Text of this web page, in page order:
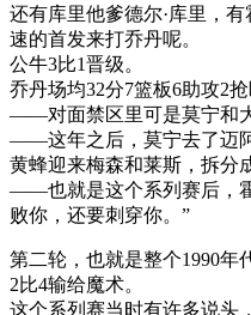
还有库里他爹德尔·库里，
速的首发来打乔丹呢。
公牛3比1晋级。
乔丹场均32分7篮板6助攻2
——对面禁区里可是莫宁和大
——这年之后，莫宁去了迈
黄蜂迎来梅森和莱斯，拆分
——也就是这个系列赛后，
败你，还要刺穿你。”
第二轮，也就是整个1990年
2比4输给魔术。
这个系列赛当时有许多说头